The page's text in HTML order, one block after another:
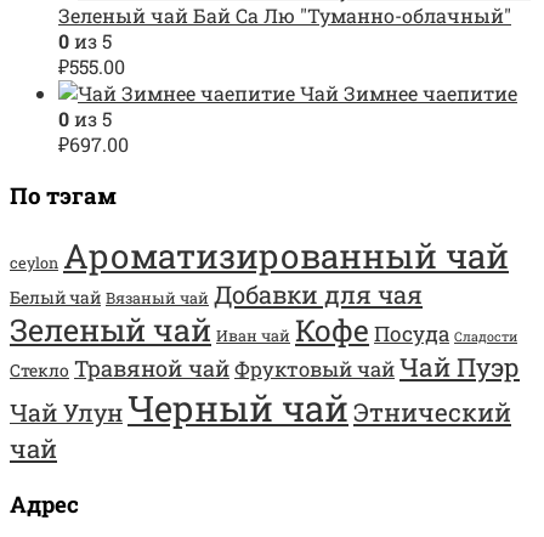
Зеленый чай Бай Са Лю "Туманно-облачный"
0из 5
₽555.00
Чай Зимнее чаепитие
0из 5
₽697.00
По тэгам
ceylon Ароматизированный чай
Белый чай Вязаный чай Добавки для чая
Зеленый чай Иван чай Кофе Посуда Сладости
Стекло Травяной чайФруктовый чайЧай Пуэр
Чай УлунЧерный чайЭтнический
чай
Адрес